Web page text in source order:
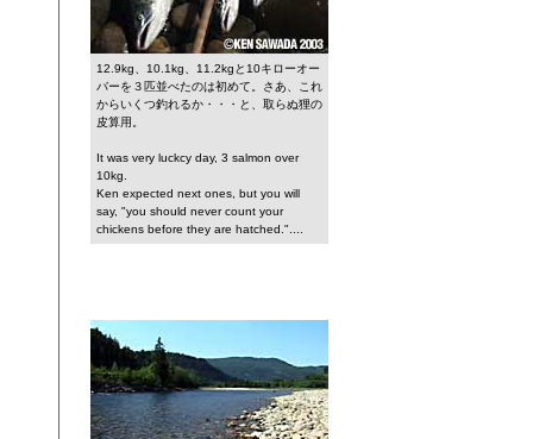
12.9kg、10.1kg、11.2kgと10キローオー
バーを３匹並べたのは初めて。さあ、これ
からいくつ釣れるか・・・と、取らぬ狸の
皮算用。
It was very luckcy day, 3 salmon over
10kg.
Ken expected next ones, but you will
say, "you should never count your
chickens before they are hatched."....